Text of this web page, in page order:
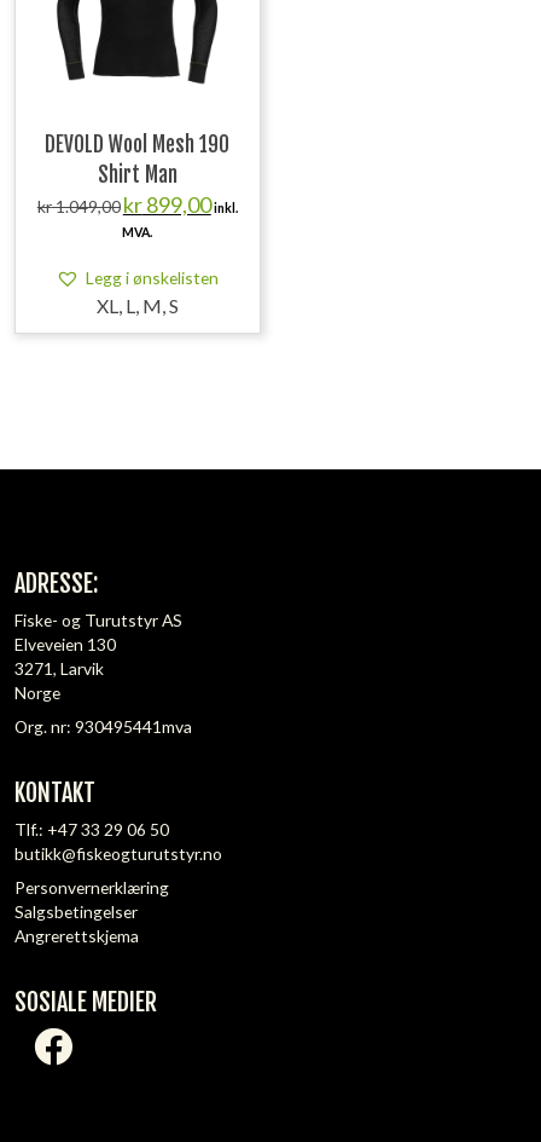
DEVOLD Wool Mesh 190
Shirt Man
kr1.049,00 Opprinnelig
pris
var:
kr899,00Nåværende
pris
inkl.
MVA.
Legg i ønskelisten
XL, L, M, S
ADRESSE:
Fiske- og Turutstyr AS
Elveveien 130
3271, Larvik
Norge
Org. nr: 930495441mva
KONTAKT
Tlf.: +47 33 29 06 50
butikk@fiskeogturutstyr.no
Personvernerklæring
Salgsbetingelser
Angrerettskjema
SOSIALE MEDIER